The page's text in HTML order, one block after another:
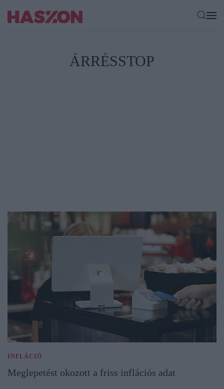
ÁRRÉSSTOP
INFLÁCIÓ
Meglepetést okozott a friss inflációs adat